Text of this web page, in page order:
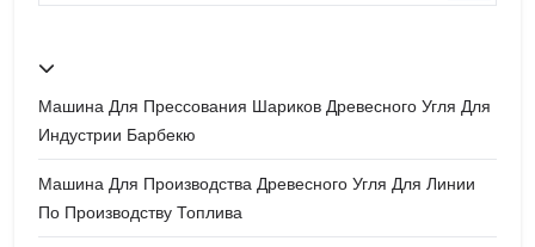
Машина Для Прессования Шариков Древесного Угля Для
Индустрии Барбекю
Машина Для Производства Древесного Угля Для Линии
По Производству Топлива